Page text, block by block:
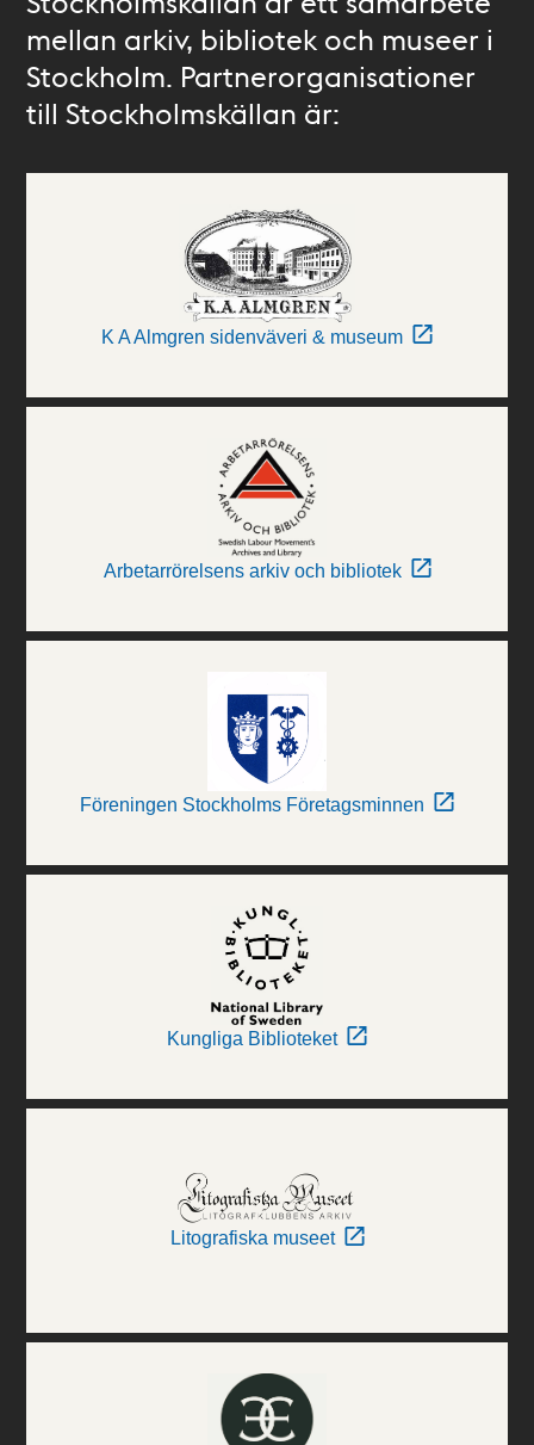
mellan arkiv, bibliotek och museer i
Stockholm. Partnerorganisationer
till Stockholmskällan är:
K A Almgren sidenväveri & museum
Arbetarrörelsens arkiv och bibliotek
Föreningen Stockholms Företagsminnen
Kungliga Biblioteket
Litografiska museet